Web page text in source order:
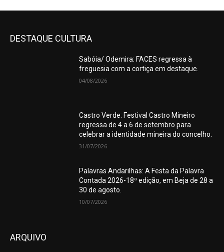
DESTAQUE CULTURA
Sabóia/ Odemira: FACES regressa à
freguesia com a cortiça em destaque.
04/08/2026
Castro Verde: Festival Castro Mineiro
regressa de 4 a 6 de setembro para
celebrar a identidade mineira do concelho.
31/07/2026
Palavras Andarilhas: A Festa da Palavra
Contada 2026-18ª edição, em Beja de 28 a
30 de agosto.
10/07/2026
ARQUIVO